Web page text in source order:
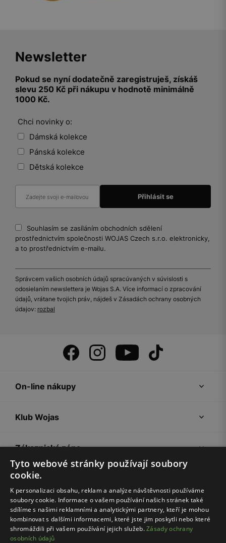
Newsletter
Pokud se nyní dodatečně zaregistruješ, získáš
slevu 250 Kč při nákupu v hodnotě minimálně
1000 Kč.
Chci novinky o:
Dámská kolekce
Pánská kolekce
Dětská kolekce
Souhlasím se zasíláním obchodních sdělení
prostřednictvím společnosti WOJAS Czech s.r.o. elektronicky,
a to prostřednictvím e-mailu.
Správcem vašich osobních údajů spracúvaných v súvislosti s
odosielaním newslettera je Wojas S.A. Více informací o zpracování
údajů, vrátane tvojich práv, nájdeš v Zásadách ochrany osobných
údajov: rozbal
On-line nákupy
Klub Wojas
Zákaznická zóna
Společnost Wojas
Rady
Tyto webové stránky používají soubory
cookie.
K personalizaci obsahu, reklam a analýze návštěvnosti používáme
soubory cookie. Informace o vašem používání našich stránek také
sdílíme s našimi reklamními a analytickými partnery, kteří je mohou
kombinovat s dalšími informacemi, které jste jim poskytli nebo které
shromáždili při vašem používání jejich služeb.Zásady ochrany
osobních údajů